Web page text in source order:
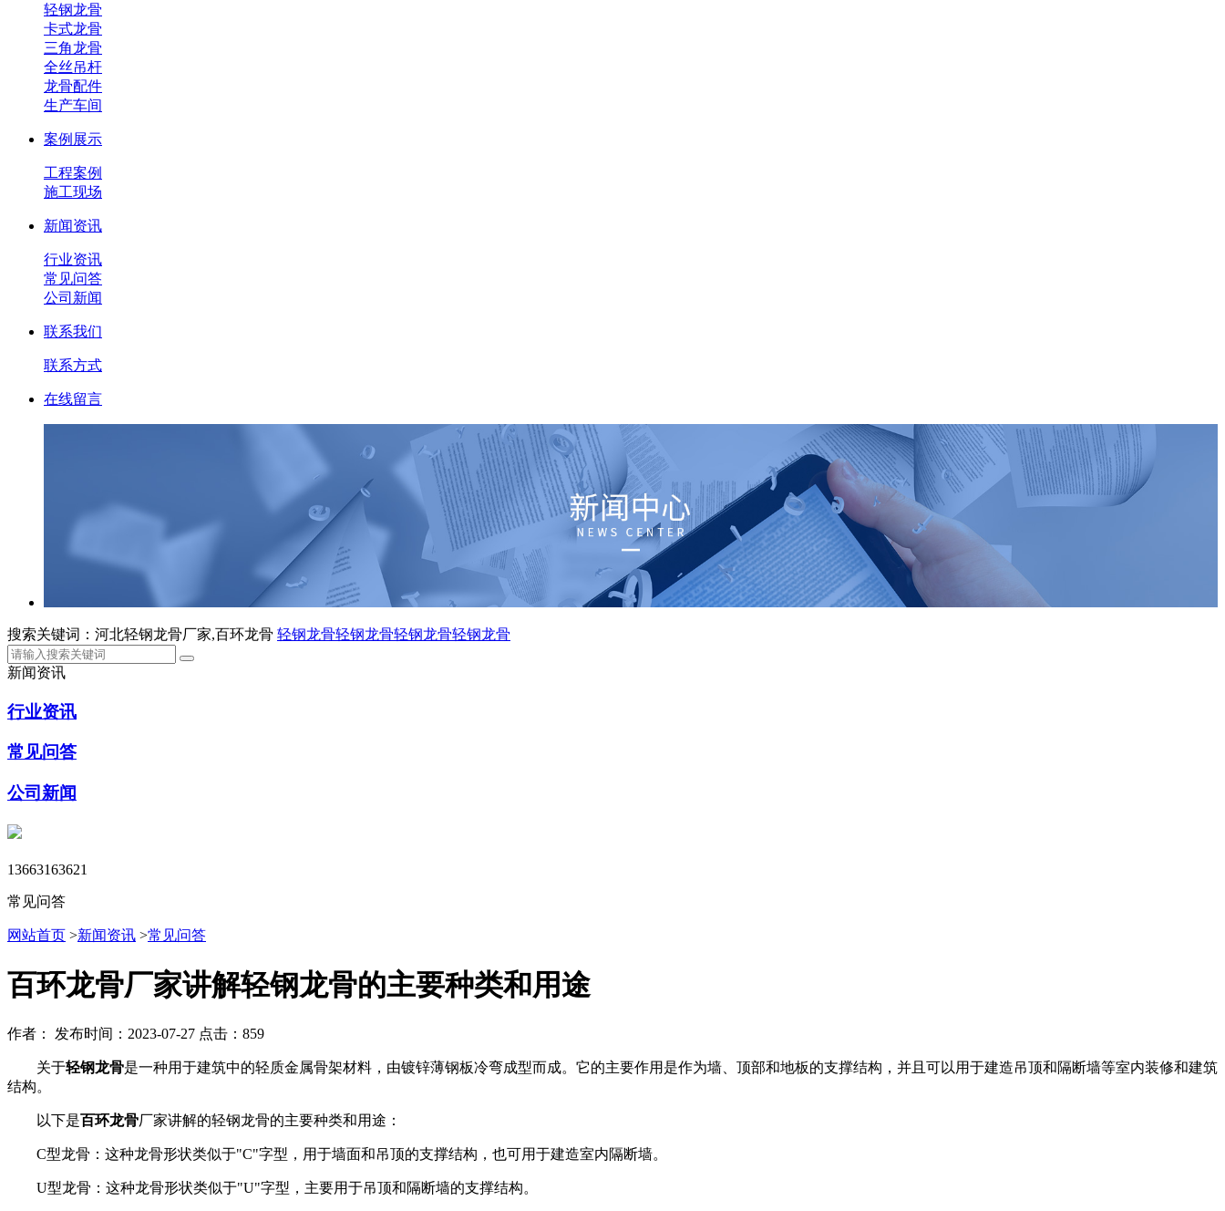
轻钢龙骨
卡式龙骨
三角龙骨
全丝吊杆
龙骨配件
生产车间
案例展示
工程案例
施工现场
新闻资讯
行业资讯
常见问答
公司新闻
联系我们
联系方式
在线留言
搜索关键词：河北轻钢龙骨厂家,百环龙骨 轻钢龙骨轻钢龙骨轻钢龙骨轻钢龙骨
新闻资讯
行业资讯
常见问答
公司新闻
13663163621
常见问答
网站首页 >新闻资讯 >常见问答
百环龙骨厂家讲解轻钢龙骨的主要种类和用途
作者： 发布时间：2023-07-27 点击：859
关于轻钢龙骨是一种用于建筑中的轻质金属骨架材料，由镀锌薄钢板冷弯成型而成。它的主要作用是作为墙、顶部和地板的支撑结构，并且可以用于建造吊顶和隔断墙等室内装修和建筑
结构。
以下是百环龙骨厂家讲解的轻钢龙骨的主要种类和用途：
C型龙骨：这种龙骨形状类似于"C"字型，用于墙面和吊顶的支撑结构，也可用于建造室内隔断墙。
U型龙骨：这种龙骨形状类似于"U"字型，主要用于吊顶和隔断墙的支撑结构。